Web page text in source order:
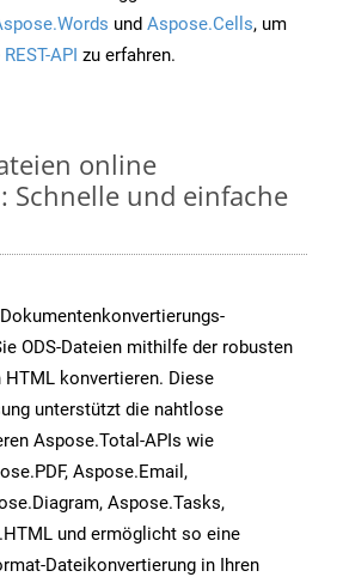
und Aspose.Cells, um
REST-API zu erfahren.
online
Schnelle und einfache
ODS-Dateien mithilfe der robusten
konvertieren. Diese
unterstützt die nahtlose
Aspose.Total-APIs wie
Aspose.Email,
Aspose.Tasks,
und ermöglicht so eine
Dateikonvertierung in Ihren